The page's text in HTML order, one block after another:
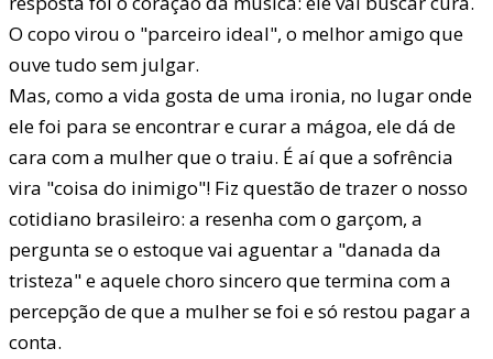
O copo virou o "parceiro ideal", o melhor amigo que
ouve tudo sem julgar.
Mas, como a vida gosta de uma ironia, no lugar onde
ele foi para se encontrar e curar a mágoa, ele dá de
cara com a mulher que o traiu. É aí que a sofrência
vira "coisa do inimigo"! Fiz questão de trazer o nosso
cotidiano brasileiro: a resenha com o garçom, a
pergunta se o estoque vai aguentar a "danada da
tristeza" e aquele choro sincero que termina com a
percepção de que a mulher se foi e só restou pagar a
conta.